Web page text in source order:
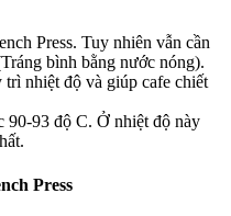
Press. Tuy nhiên vẫn cần
bình bằng nước nóng).
nhiệt độ và giúp cafe chiết
90-93 độ C. Ở nhiệt độ này
Press